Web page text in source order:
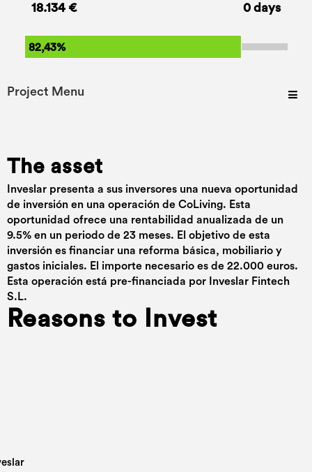
18.134 € 0 days
82,43%
Project Menu
The asset
Inveslar presenta a sus inversores una nueva oportunidad
de inversión en una operación de CoLiving. Esta
oportunidad ofrece una rentabilidad anualizada de un
9.5% en un periodo de 23 meses. El objetivo de esta
inversión es financiar una reforma básica, mobiliario y
gastos iniciales. El importe necesario es de 22.000 euros.
Esta operación está pre-financiada por Inveslar Fintech
S.L.
Reasons to Invest